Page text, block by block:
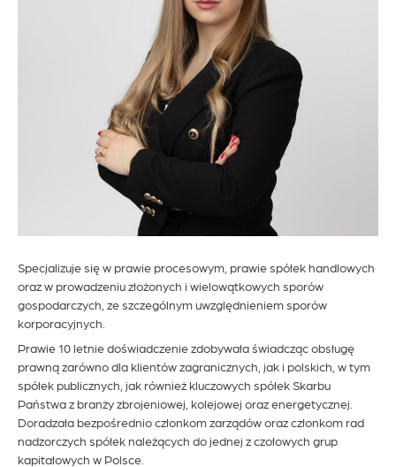
Specjalizuje się w prawie procesowym, prawie spółek handlowych
oraz w prowadzeniu złożonych i wielowątkowych sporów
gospodarczych, ze szczególnym uwzględnieniem sporów
korporacyjnych.
Prawie 10 letnie doświadczenie zdobywała świadcząc obsługę
prawną zarówno dla klientów zagranicznych, jak i polskich, w tym
spółek publicznych, jak również kluczowych spółek Skarbu
Państwa z branży zbrojeniowej, kolejowej oraz energetycznej.
Doradzała bezpośrednio członkom zarządów oraz członkom rad
nadzorczych spółek należących do jednej z czołowych grup
kapitałowych w Polsce.